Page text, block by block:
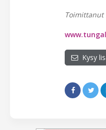
Toimittanut
Kysy